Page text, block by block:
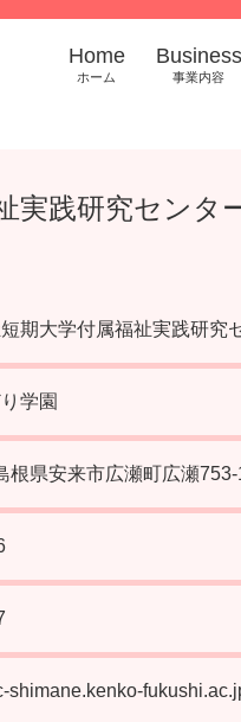
Home
ホーム
Business
事業内容
実践研究センタ
期大学付属福祉実践研究
学園
根県安来市広瀬町広瀬
shimane.kenko-